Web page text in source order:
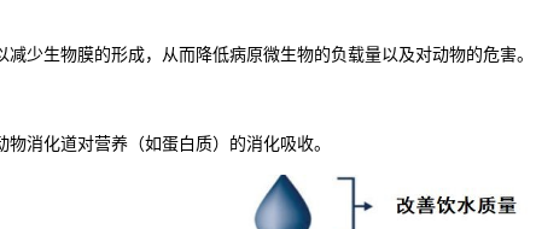
少生物膜的形成，从而降低病原微生物的负载量以及对动物的危害。
消化道对营养（如蛋白质）的消化吸收。